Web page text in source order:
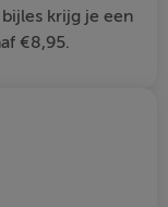
krijg je een
€8,95.